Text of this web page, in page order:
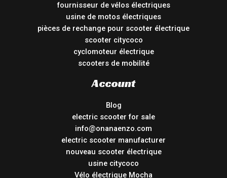
fournisseur de vélos électriques
usine de motos électriques
pièces de rechange pour scooter électrique
scooter citycoco
cyclomoteur électrique
scooters de mobilité
Account
Blog
electric scooter for sale
info@onanaenzo.com
electric scooter manufacturer
nouveau scooter électrique
usine citycoco
Vélo électrique Mocha